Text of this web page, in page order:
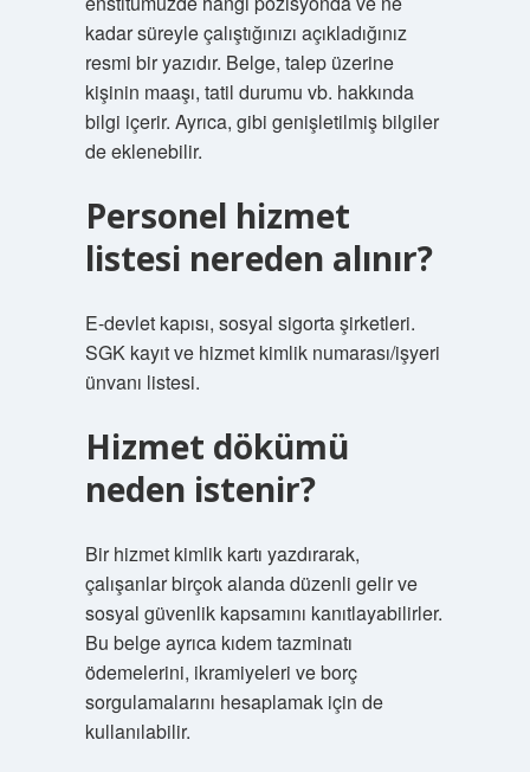
kadar süreyle çalıştığınızı açıkladığınız
resmi bir yazıdır. Belge, talep üzerine
kişinin maaşı, tatil durumu vb. hakkında
bilgi içerir. Ayrıca, gibi genişletilmiş bilgiler
de eklenebilir.
Personel hizmet
listesi nereden alınır?
E-devlet kapısı, sosyal sigorta şirketleri.
SGK kayıt ve hizmet kimlik numarası/işyeri
ünvanı listesi.
Hizmet dökümü
neden istenir?
Bir hizmet kimlik kartı yazdırarak,
çalışanlar birçok alanda düzenli gelir ve
sosyal güvenlik kapsamını kanıtlayabilirler.
Bu belge ayrıca kıdem tazminatı
ödemelerini, ikramiyeleri ve borç
sorgulamalarını hesaplamak için de
kullanılabilir.